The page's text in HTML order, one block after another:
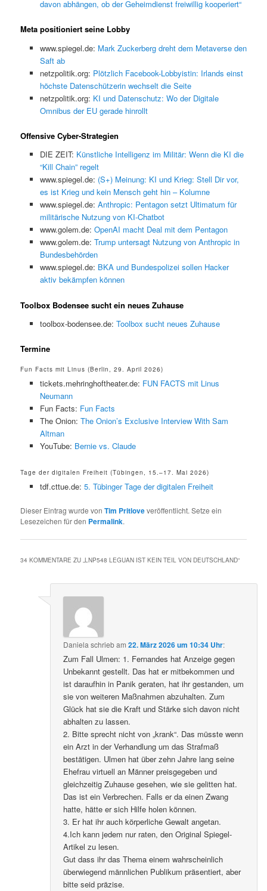
davon abhängen, ob der Geheimdienst freiwillig kooperiert“
Meta positioniert seine Lobby
www.spiegel.de: Mark Zuckerberg dreht dem Metaverse den
Saft ab
netzpolitik.org: Plötzlich Facebook-Lobbyistin: Irlands einst
höchste Datenschützerin wechselt die Seite
netzpolitik.org: KI und Datenschutz: Wo der Digitale
Omnibus der EU gerade hinrollt
Offensive Cyber-Strategien
DIE ZEIT: Künstliche Intelligenz im Militär: Wenn die KI die
“Kill Chain” regelt
www.spiegel.de: (S+) Meinung: KI und Krieg: Stell Dir vor,
es ist Krieg und kein Mensch geht hin – Kolumne
www.spiegel.de: Anthropic: Pentagon setzt Ultimatum für
militärische Nutzung von KI-Chatbot
www.golem.de: OpenAI macht Deal mit dem Pentagon
www.golem.de: Trump untersagt Nutzung von Anthropic in
Bundesbehörden
www.spiegel.de: BKA und Bundespolizei sollen Hacker
aktiv bekämpfen können
Toolbox Bodensee sucht ein neues Zuhause
toolbox-bodensee.de: Toolbox sucht neues Zuhause
Termine
Fun Facts mit Linus (Berlin, 29. April 2026)
tickets.mehringhoftheater.de: FUN FACTS mit Linus
Neumann
Fun Facts: Fun Facts
The Onion: The Onion’s Exclusive Interview With Sam
Altman
YouTube: Bernie vs. Claude
Tage der digitalen Freiheit (Tübingen, 15.–17. Mai 2026)
tdf.cttue.de: 5. Tübinger Tage der digitalen Freiheit
Dieser Eintrag wurde vonTim Pritloveveröffentlicht. Setze ein
Lesezeichen für den Permalink.
34 KOMMENTARE ZU „LNP548 LEGUAN IST KEIN TEIL VON DEUTSCHLAND“
Daniela schriebam22. März 2026 um 10:34 Uhr:
Zum Fall Ulmen: 1. Fernandes hat Anzeige gegen
Unbekannt gestellt. Das hat er mitbekommen und
ist daraufhin in Panik geraten, hat ihr gestanden, um
sie von weiteren Maßnahmen abzuhalten. Zum
Glück hat sie die Kraft und Stärke sich davon nicht
abhalten zu lassen.
2. Bitte sprecht nicht von „krank“. Das müsste wenn
ein Arzt in der Verhandlung um das Strafmaß
bestätigen. Ulmen hat über zehn Jahre lang seine
Ehefrau virtuell an Männer preisgegeben und
gleichzeitig Zuhause gesehen, wie sie gelitten hat.
Das ist ein Verbrechen. Falls er da einen Zwang
hatte, hätte er sich Hilfe holen können.
3. Er hat ihr auch körperliche Gewalt angetan.
4.Ich kann jedem nur raten, den Original Spiegel-
Artikel zu lesen.
Gut dass ihr das Thema einem wahrscheinlich
überwiegend männlichen Publikum präsentiert, aber
bitte seid präzise.